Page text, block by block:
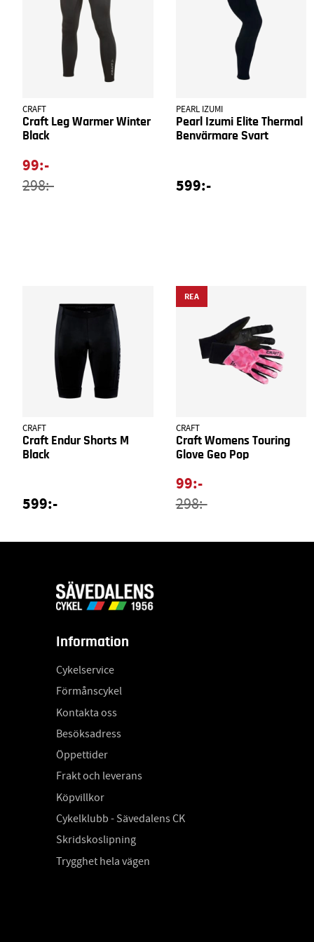
CRAFT
Craft Leg Warmer Winter
Black
99:-
298:-
PEARL IZUMI
Pearl Izumi Elite Thermal
Benvärmare Svart
599:-
CRAFT
Craft Endur Shorts M
Black
599:-
REA
CRAFT
Craft Womens Touring
Glove Geo Pop
99:-
298:-
Information
Cykelservice
Förmånscykel
Kontakta oss
Besöksadress
Öppettider
Frakt och leverans
Köpvillkor
Cykelklubb - Sävedalens CK
Skridskoslipning
Trygghet hela vägen